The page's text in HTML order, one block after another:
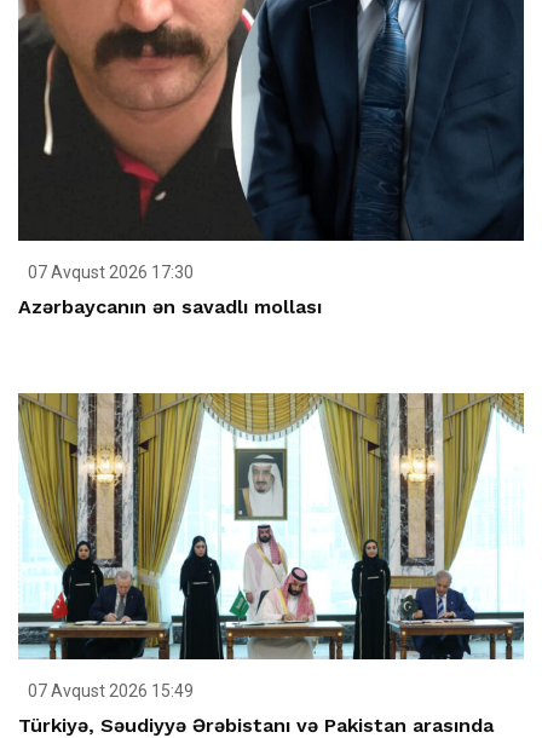
07 Avqust 2026 17:30
Azərbaycanın ən savadlı mollası
07 Avqust 2026 15:49
Türkiyə, Səudiyyə Ərəbistanı və Pakistan arasında